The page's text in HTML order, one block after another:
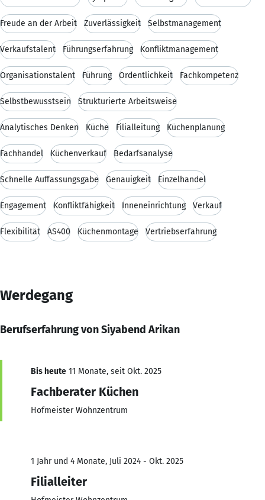
Freude an der Arbeit Zuverlässigkeit Selbstmanagement
Verkaufstalent Führungserfahrung Konfliktmanagement
Organisationstalent Führung Ordentlichkeit Fachkompetenz
Selbstbewusstsein Strukturierte Arbeitsweise
Analytisches Denken Küche Filialleitung Küchenplanung
Fachhandel Küchenverkauf Bedarfsanalyse
Schnelle Auffassungsgabe Genauigkeit Einzelhandel
Engagement Konfliktfähigkeit Inneneinrichtung Verkauf
Flexibilität AS400 Küchenmontage Vertriebserfahrung
Werdegang
Berufserfahrung von Siyabend Arikan
Bis heute 11 Monate, seit Okt. 2025
Fachberater Küchen
Hofmeister Wohnzentrum
1 Jahr und 4 Monate, Juli 2024 - Okt. 2025
Filialleiter